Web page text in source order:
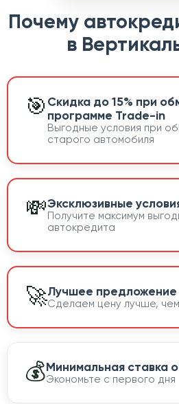
Почему
в
🎯 Скидка до 15% при
программе Trade-in
Выгодные условия при
старого автомобиля
💸Эксклюзивные
Получите максимум
автокредита
🚀Лучшее предложение
Сделаем цену лучше, чем
💰Минимальная ставка
Экономьте с первого дня